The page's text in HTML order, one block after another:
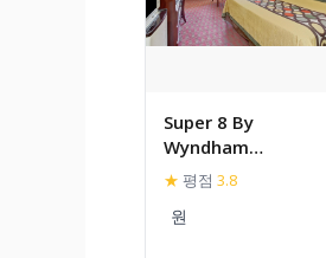
Super 8 By
Wyndham
Williamsburg/His
★ 평점 3.8